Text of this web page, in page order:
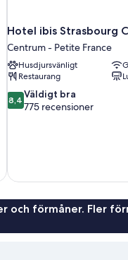
Hotel ibis Strasbourg
Centrum - Petite France
Husdjursvänligt
Restaurang
8.4
av
8,4 Väldigt bra
775 recensioner
och förmåner. Fler